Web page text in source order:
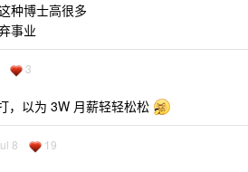
种博士高很多
事业
3
，以为 3W 月薪轻轻松松
8 19